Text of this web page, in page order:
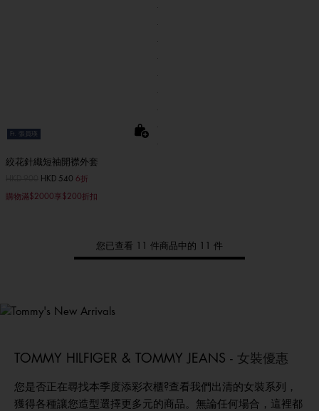
Ft. 張員瑛
絞花針織短袖開襟外套
價格扣減從至HKD 540 6折
購物滿$2000享$200折扣
您已查看 11 件商品中的 11 件
TOMMY HILFIGER & TOMMY JEANS - 女裝優惠
您是否正在尋找本季度添彩衣櫃?查看我們出清的女裝系列，
獲得各種讓您造型選擇更多元的商品。無論任何場合，這裡都